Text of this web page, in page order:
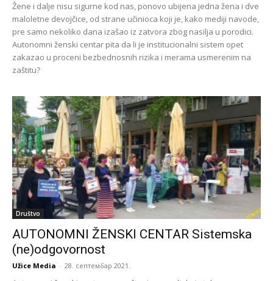
Žene i dalje nisu sigurne kod nas, ponovo ubijena jedna žena i dve
maloletne devojčice, od strane učinioca koji je, kako mediji navode,
pre samo nekoliko dana izašao iz zatvora zbog nasilja u porodici.
Autonomni ženski centar pita da li je institucionalni sistem opet
zakazao u proceni bezbednosnih rizika i merama usmerenim na
zaštitu?
Društvo
AUTONOMNI ŽENSKI CENTAR Sistemska
(ne)odgovornost
Užice Media - 28. септембар 2021.